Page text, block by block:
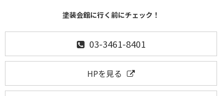
塗装会館に行く前にチェック！
03-3461-8401
HPを見る